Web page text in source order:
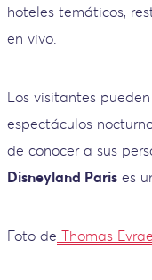
hoteles temáticos,
en vivo.
Los visitantes
espectáculos
de conocer a sus
Disneyland Paris es
Foto de Thomas